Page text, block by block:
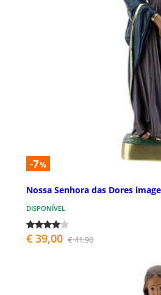
-7%
Nossa Senhora das Dores
DISPONÍVEL
€ 39,00 € 41,90